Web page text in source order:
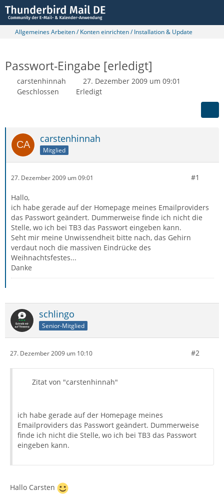
Allgemeines Arbeiten / Konten einrichten / Installation & Update
Passwort-Eingabe [erledigt]
carstenhinnah
27. Dezember 2009 um 09:01
Geschlossen
Erledigt
carstenhinnah
Mitglied
27. Dezember 2009 um 09:01 #1
Hallo,
ich habe gerade auf der Homepage meines Emailproviders
das Passwort geändert. Dummerweise finde ich nicht die
Stelle, wo ich bei TB3 das Passwort eingeben kann.
Seht mir meine Unwissendheit bitte nach, das Gehirn
verdaut noch die massiven Eindrücke des
Weihnachtsfestes...
Danke
schlingo
Senior-Mitglied
27. Dezember 2009 um 10:10 #2
Zitat von "carstenhinnah"
ich habe gerade auf der Homepage meines
Emailproviders das Passwort geändert. Dummerweise
finde ich nicht die Stelle, wo ich bei TB3 das Passwort
eingeben kann.
Hallo Carsten